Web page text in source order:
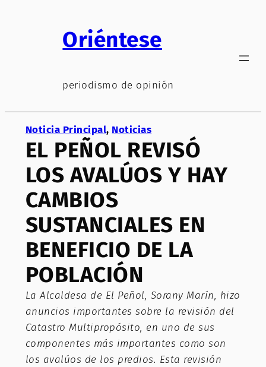
Oriéntese
periodismo de opinión
Noticia Principal, Noticias
EL PEÑOL REVISÓ
LOS AVALÚOS Y HAY
CAMBIOS
SUSTANCIALES EN
BENEFICIO DE LA
POBLACIÓN
La Alcaldesa de El Peñol, Sorany Marín, hizo
anuncios importantes sobre la revisión del
Catastro Multipropósito, en uno de sus
componentes más importantes como son
los avalúos de los predios. Esta revisión